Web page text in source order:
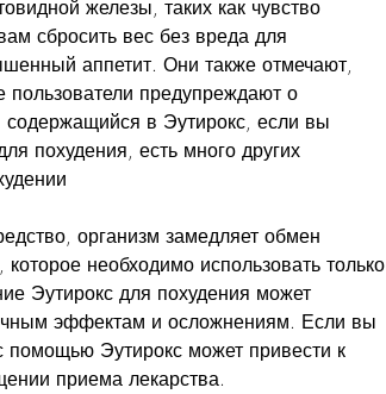
сбросить вес без вреда для
аппетит. Они также отмечают,
предупреждают о
в Эутирокс, если вы
похудения, есть много других
организм замедляет обмен
необходимо использовать только
Эутирокс для похудения может
эффектам и осложнениям. Если вы
помощью Эутирокс может привести к
приема лекарства.